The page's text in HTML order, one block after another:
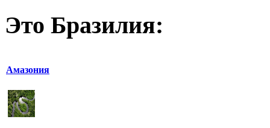
Это Бразилия:
Амазония